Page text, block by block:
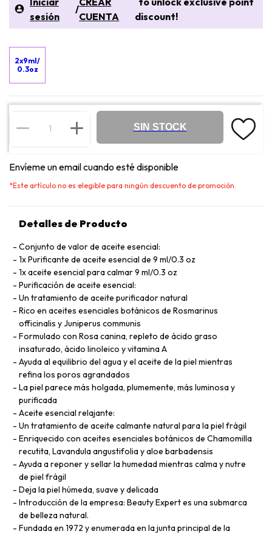
sesión
/
CUENTA
discount!
2x9ml/
0.3oz
SIN STOCK
Envíeme un email cuando esté disponible
*Este artículo no es elegible para ningún descuento de promoción.
Detalles de Producto
Conjunto de valor de aceite esencial:
1x Purificante de aceite esencial de 9 ml/0.3 oz
1x aceite esencial para calmar 9 ml/0.3 oz
Purificación de aceite esencial:
Un tratamiento de aceite purificador natural
Rico en aceites esenciales botánicos de Rosmarinus
officinalis y Juniperus communis
Formulado con Rosa canina, repleto de ácido graso
insaturado, ácido linoleico y vitamina A
Ayuda al equilibrio del agua y el aceite de la piel mientras
refina los poros agrandados
La piel parece más holgada, plumemente, más luminosa y
purificada
Aceite esencial relajante:
Un tratamiento de aceite calmante natural para la piel frágil
Enriquecido con aceites esenciales botánicos de Chamomilla
recutita, Lavandula angustifolia y aloe barbadensis
Ayuda a reponer y sellar la humedad mientras calma y nutre
de piel frágil
Deja la piel húmeda, suave y delicada
Introducción de la empresa: Beauty Expert es una submarca
de belleza natural.
Fundada en 1972 y enumerada en la junta principal de la